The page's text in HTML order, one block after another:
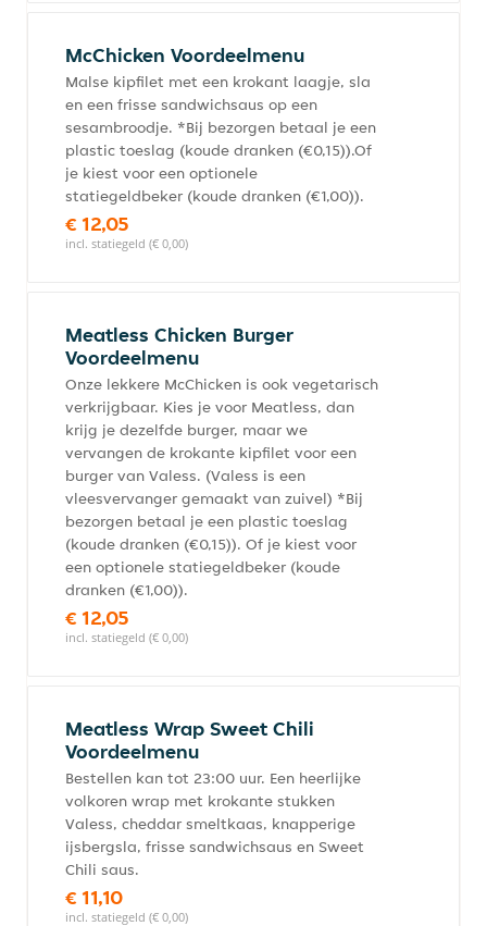
McChicken Voordeelmenu
Malse kipfilet met een krokant laagje, sla
en een frisse sandwichsaus op een
sesambroodje. *Bij bezorgen betaal je een
plastic toeslag (koude dranken (€0,15)).Of
je kiest voor een optionele
statiegeldbeker (koude dranken (€1,00)).
€ 12,05
incl. statiegeld (€ 0,00)
Meatless Chicken Burger
Voordeelmenu
Onze lekkere McChicken is ook vegetarisch
verkrijgbaar. Kies je voor Meatless, dan
krijg je dezelfde burger, maar we
vervangen de krokante kipfilet voor een
burger van Valess. (Valess is een
vleesvervanger gemaakt van zuivel) *Bij
bezorgen betaal je een plastic toeslag
(koude dranken (€0,15)). Of je kiest voor
een optionele statiegeldbeker (koude
dranken (€1,00)).
€ 12,05
incl. statiegeld (€ 0,00)
Meatless Wrap Sweet Chili
Voordeelmenu
Bestellen kan tot 23:00 uur. Een heerlijke
volkoren wrap met krokante stukken
Valess, cheddar smeltkaas, knapperige
ijsbergsla, frisse sandwichsaus en Sweet
Chili saus.
€ 11,10
incl. statiegeld (€ 0,00)